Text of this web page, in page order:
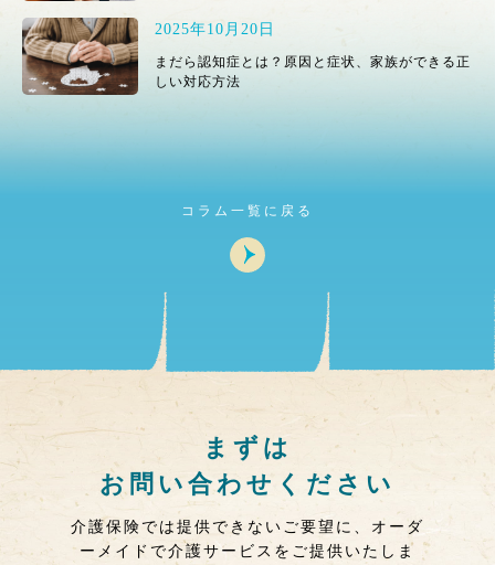
2025年10月20日
まだら認知症とは？原因と症状、家族ができる正
しい対応方法
コラム一覧に戻る
まずは
お問い合わせください
介護保険では提供できないご要望に、オーダ
ーメイドで介護サービスをご提供いたしま